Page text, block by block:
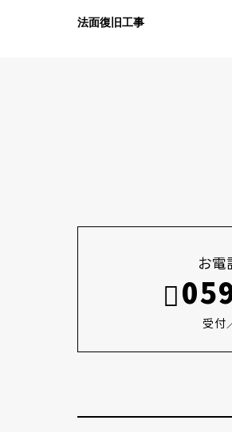
法面復旧工事
お電
受付